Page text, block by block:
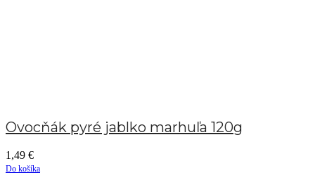
Ovocňák pyré jablko marhuľa 120g
1,49 €
Do košíka